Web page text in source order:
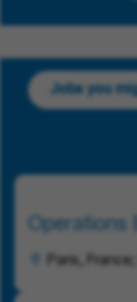
Jobs you
Operations
Paris,